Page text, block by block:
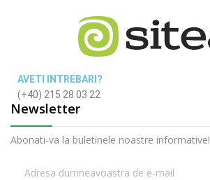
AVETI INTREBARI?
(+40) 215 28 03 22
Newsletter
Abonati-va la buletinele noastre informative!